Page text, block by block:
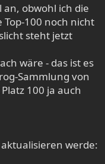
an, obwohl ich die
100 noch nicht
steht jetzt
wäre - das ist es
Sammlung von
100 ja auch
werde: